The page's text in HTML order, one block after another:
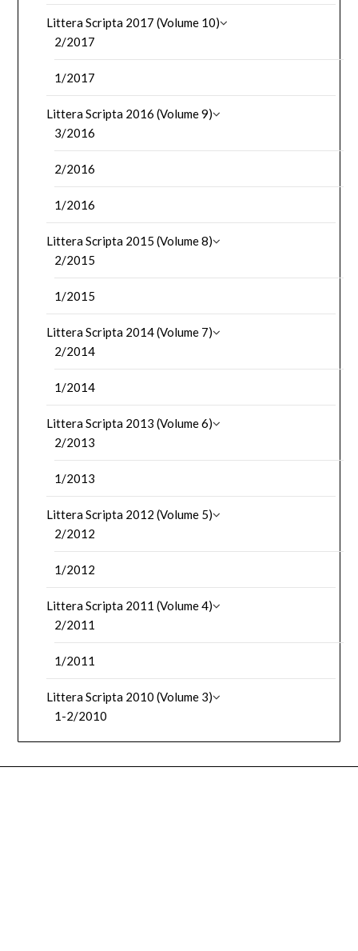
Littera Scripta 2017 (Volume 10)
2/2017
1/2017
Littera Scripta 2016 (Volume 9)
3/2016
2/2016
1/2016
Littera Scripta 2015 (Volume 8)
2/2015
1/2015
Littera Scripta 2014 (Volume 7)
2/2014
1/2014
Littera Scripta 2013 (Volume 6)
2/2013
1/2013
Littera Scripta 2012 (Volume 5)
2/2012
1/2012
Littera Scripta 2011 (Volume 4)
2/2011
1/2011
Littera Scripta 2010 (Volume 3)
1-2/2010